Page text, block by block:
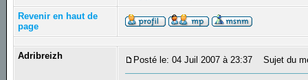
Revenir en haut de
page
Adribreizh Posté le: 04 Juil 2007 à 23:37 Sujet du